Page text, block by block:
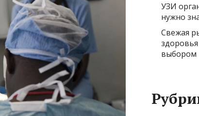
УЗИ
нужно
Свежая
выбором